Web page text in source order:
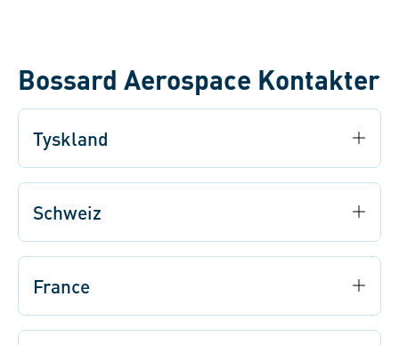
Bossard Aerospace Kontakter
Tyskland
Schweiz
France